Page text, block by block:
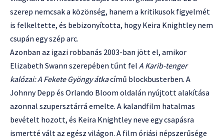
szerep nemcsak a közönség, hanem a kritikusok figyelmét
is felkeltette, és bebizonyította, hogy Keira Knightley nem
csupán egy szép arc.
Azonban az igazi robbanás 2003-ban jött el, amikor
Elizabeth Swann szerepében tűnt fel A Karib-tenger
kalózai: A Fekete Gyöngy átkacímű blockbusterben. A
Johnny Depp és Orlando Bloom oldalán nyújtott alakítása
azonnal szupersztárrá emelte. A kalandfilm hatalmas
bevételt hozott, és Keira Knightley neve egy csapásra
ismertté vált az egész világon. A film óriási népszerűsége